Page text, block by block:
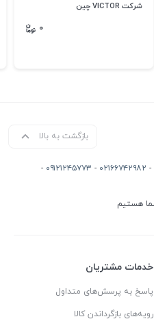
شرکت VICTOR چین
۰
بازگشت به بالا
- ۰۲۱۶۶۷۴۲۹۸۲ - ۰۹۱۲۱۲۴۵۷۷۳ -
خدمات مشتریان
پاسخ به پرسش‌های متداول
رویه‌های بازگرداندن کالا